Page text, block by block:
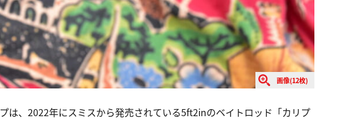
画像(12枚)
は、2022年にスミスから発売されている5ft2inのベイトロッド「カリプ